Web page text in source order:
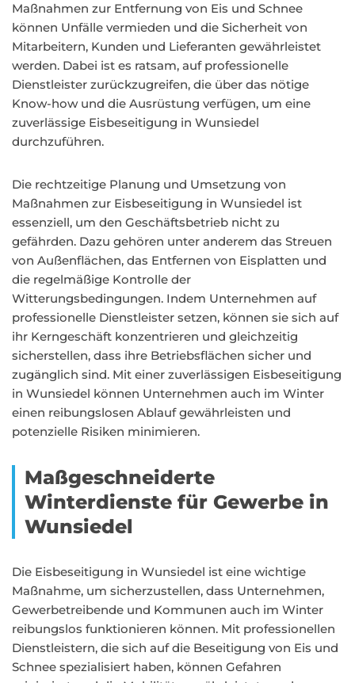
Maßnahmen zur Entfernung von Eis und Schnee
können Unfälle vermieden und die Sicherheit von
Mitarbeitern, Kunden und Lieferanten gewährleistet
werden. Dabei ist es ratsam, auf professionelle
Dienstleister zurückzugreifen, die über das nötige
Know-how und die Ausrüstung verfügen, um eine
zuverlässige Eisbeseitigung in Wunsiedel
durchzuführen.
Die rechtzeitige Planung und Umsetzung von
Maßnahmen zur Eisbeseitigung in Wunsiedel ist
essenziell, um den Geschäftsbetrieb nicht zu
gefährden. Dazu gehören unter anderem das Streuen
von Außenflächen, das Entfernen von Eisplatten und
die regelmäßige Kontrolle der
Witterungsbedingungen. Indem Unternehmen auf
professionelle Dienstleister setzen, können sie sich auf
ihr Kerngeschäft konzentrieren und gleichzeitig
sicherstellen, dass ihre Betriebsflächen sicher und
zugänglich sind. Mit einer zuverlässigen Eisbeseitigung
in Wunsiedel können Unternehmen auch im Winter
einen reibungslosen Ablauf gewährleisten und
potenzielle Risiken minimieren.
Maßgeschneiderte
Winterdienste für Gewerbe in
Wunsiedel
Die Eisbeseitigung in Wunsiedel ist eine wichtige
Maßnahme, um sicherzustellen, dass Unternehmen,
Gewerbetreibende und Kommunen auch im Winter
reibungslos funktionieren können. Mit professionellen
Dienstleistern, die sich auf die Beseitigung von Eis und
Schnee spezialisiert haben, können Gefahren